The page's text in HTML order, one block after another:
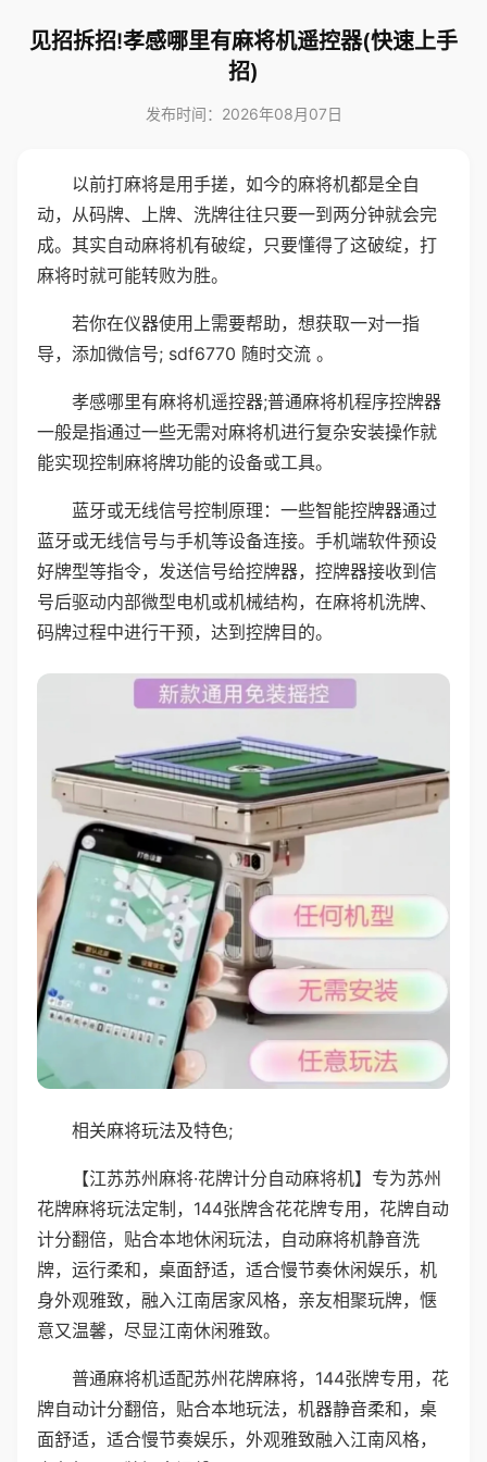
见招拆招!孝感哪里有麻将机遥控器(快速上手
招)
发布时间：2026年08月07日
以前打麻将是用手搓，如今的麻将机都是全自
动，从码牌、上牌、洗牌往往只要一到两分钟就会完
成。其实自动麻将机有破绽，只要懂得了这破绽，打
麻将时就可能转败为胜。
若你在仪器使用上需要帮助，想获取一对一指
导，添加微信号; sdf6770 随时交流 。
孝感哪里有麻将机遥控器;普通麻将机程序控牌器
一般是指通过一些无需对麻将机进行复杂安装操作就
能实现控制麻将牌功能的设备或工具。
蓝牙或无线信号控制原理：一些智能控牌器通过
蓝牙或无线信号与手机等设备连接。手机端软件预设
好牌型等指令，发送信号给控牌器，控牌器接收到信
号后驱动内部微型电机或机械结构，在麻将机洗牌、
码牌过程中进行干预，达到控牌目的。
相关麻将玩法及特色;
【江苏苏州麻将·花牌计分自动麻将机】专为苏州
花牌麻将玩法定制，144张牌含花花牌专用，花牌自动
计分翻倍，贴合本地休闲玩法，自动麻将机静音洗
牌，运行柔和，桌面舒适，适合慢节奏休闲娱乐，机
身外观雅致，融入江南居家风格，亲友相聚玩牌，惬
意又温馨，尽显江南休闲雅致。
普通麻将机适配苏州花牌麻将，144张牌专用，花
牌自动计分翻倍，贴合本地玩法，机器静音柔和，桌
面舒适，适合慢节奏娱乐，外观雅致融入江南风格，